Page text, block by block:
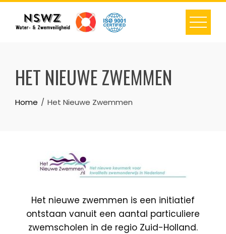
Skip
content
HET NIEUWE ZWEMMEN
Home Het Nieuwe Zwemmen
Het nieuwe zwemmen is een initiatief
ontstaan vanuit een aantal particuliere
zwemscholen in de regio Zuid-Holland.